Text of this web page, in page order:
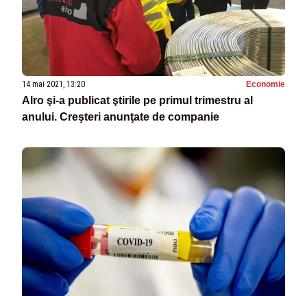
14 mai 2021, 13:20 Economie
Alro şi-a publicat ştirile pe primul trimestru al
anului. Creşteri anunţate de companie